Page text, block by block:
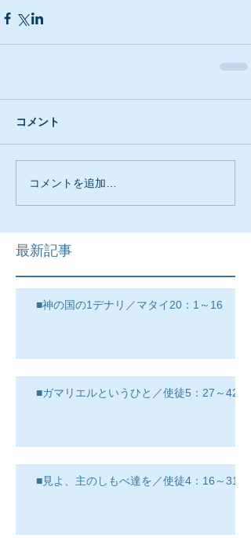
コメント
コメントを追加…
最新記事
■神の国の1デナリ／マタイ20：1～16
■ガマリエルというひと／使徒5：27～42
■見よ、主のしもべ達を／使徒4：16～31